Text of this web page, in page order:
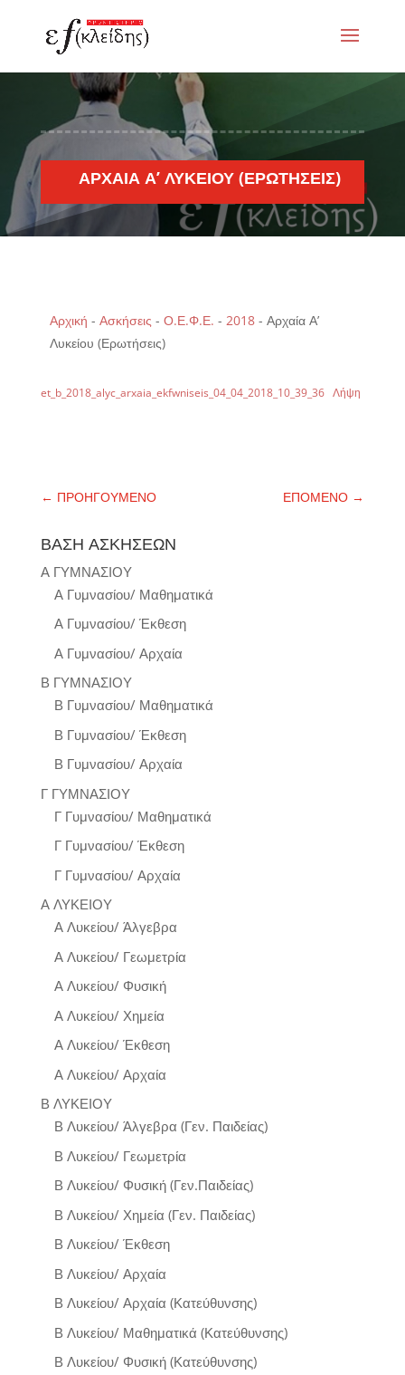
ΑΡΧΑΊΑ Α’ ΛΥΚΕΊΟΥ (ΕΡΩΤΉΣΕΙΣ)
Αρχική - Ασκήσεις - Ο.Ε.Φ.Ε. - 2018- Αρχαία Α’
Λυκείου (Ερωτήσεις)
et_b_2018_alyc_arxaia_ekfwniseis_04_04_2018_10_39_36 Λήψη
← ΠΡΟΗΓΟΥΜΕΝΟ ΕΠΟΜΕΝΟ →
ΒΑΣΗ ΑΣΚΗΣΕΩΝ
Α ΓΥΜΝΑΣΙΟΥ
Α Γυμνασίου/ Μαθηματικά
Α Γυμνασίου/ Έκθεση
Α Γυμνασίου/ Αρχαία
Β ΓΥΜΝΑΣΙΟΥ
Β Γυμνασίου/ Μαθηματικά
Β Γυμνασίου/ Έκθεση
Β Γυμνασίου/ Αρχαία
Γ ΓΥΜΝΑΣΙΟΥ
Γ Γυμνασίου/ Μαθηματικά
Γ Γυμνασίου/ Έκθεση
Γ Γυμνασίου/ Αρχαία
Α ΛΥΚΕΙΟΥ
Α Λυκείου/ Άλγεβρα
Α Λυκείου/ Γεωμετρία
Α Λυκείου/ Φυσική
Α Λυκείου/ Χημεία
Α Λυκείου/ Έκθεση
Α Λυκείου/ Αρχαία
Β ΛΥΚΕΙΟΥ
Β Λυκείου/ Άλγεβρα (Γεν. Παιδείας)
Β Λυκείου/ Γεωμετρία
Β Λυκείου/ Φυσική (Γεν.Παιδείας)
Β Λυκείου/ Χημεία (Γεν. Παιδείας)
Β Λυκείου/ Έκθεση
Β Λυκείου/ Αρχαία
Β Λυκείου/ Αρχαία (Κατεύθυνσης)
Β Λυκείου/ Μαθηματικά (Κατεύθυνσης)
Β Λυκείου/ Φυσική (Κατεύθυνσης)